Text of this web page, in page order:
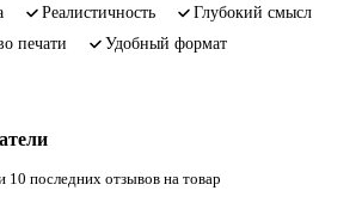
реалистичность
глубокий смысл
печати
удобный формат
последних отзывов на товар